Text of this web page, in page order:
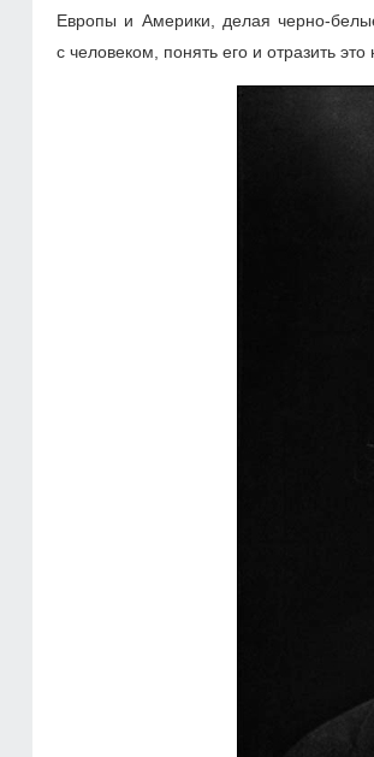
Европы и Америки, делая черно-
с человеком, понять его и отразить